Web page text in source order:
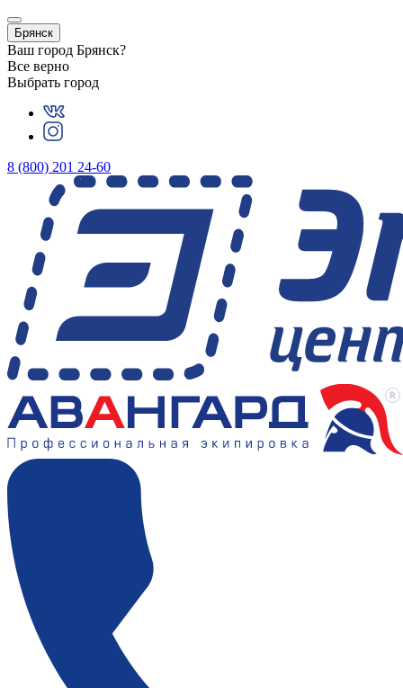
Брянск
Ваш город Брянск?
Все верно
Выбрать город
8 (800) 201 24-60